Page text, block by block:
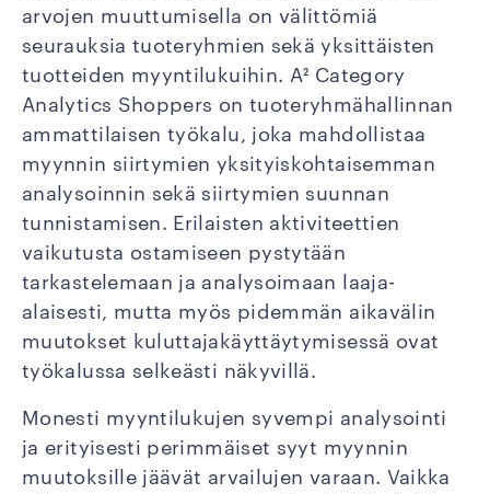
arvojen muuttumisella on välittömiä
seurauksia tuoteryhmien sekä yksittäisten
tuotteiden myyntilukuihin. A² Category
Analytics Shoppers on tuoteryhmähallinnan
ammattilaisen työkalu, joka mahdollistaa
myynnin siirtymien yksityiskohtaisemman
analysoinnin sekä siirtymien suunnan
tunnistamisen. Erilaisten aktiviteettien
vaikutusta ostamiseen pystytään
tarkastelemaan ja analysoimaan laaja-
alaisesti, mutta myös pidemmän aikavälin
muutokset kuluttajakäyttäytymisessä ovat
työkalussa selkeästi näkyvillä.
Monesti myyntilukujen syvempi analysointi
ja erityisesti perimmäiset syyt myynnin
muutoksille jäävät arvailujen varaan. Vaikka